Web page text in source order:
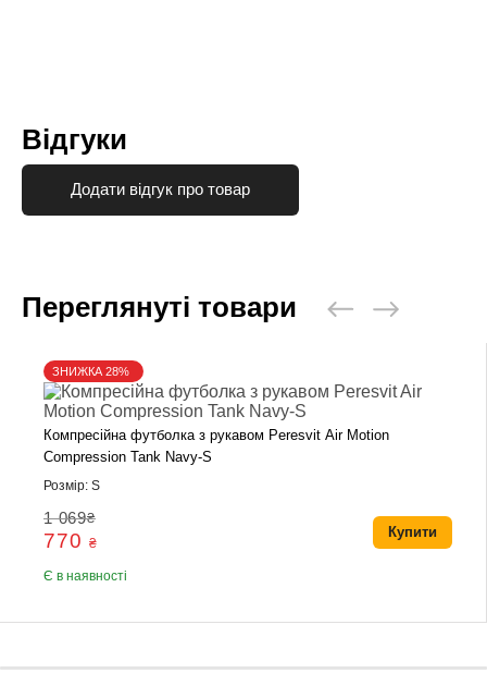
Відгуки
Додати відгук про товар
Переглянуті товари
Компресійна футболка з рукавом Peresvit Air Motion
Compression Tank Navy-S
Розмір: S
1 069₴
770 ₴
Є в наявності
Купити
ЗНИЖКА 28%